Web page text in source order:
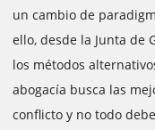
un cambio de
ello, desde la Junta de
los métodos
abogacía busca las
conflicto y no todo